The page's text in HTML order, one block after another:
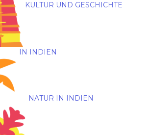
KULTUR UND GESCHICHTE
IN INDIEN
NATUR IN INDIEN